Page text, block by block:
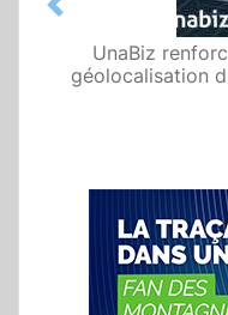
UnaBiz
géolocalisation
Previous